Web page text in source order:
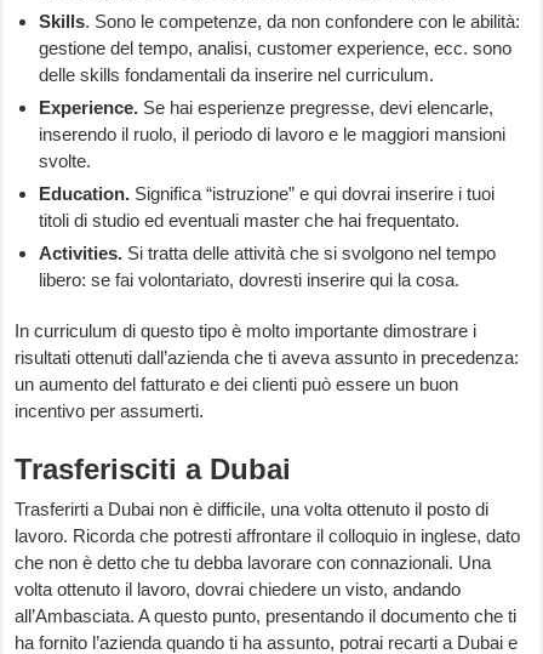
Skills. Sono le competenze, da non confondere con le abilità:
gestione del tempo, analisi, customer experience, ecc. sono
delle skills fondamentali da inserire nel curriculum.
Experience. Se hai esperienze pregresse, devi elencarle,
inserendo il ruolo, il periodo di lavoro e le maggiori mansioni
svolte.
Education. Significa “istruzione” e qui dovrai inserire i tuoi
titoli di studio ed eventuali master che hai frequentato.
Activities. Si tratta delle attività che si svolgono nel tempo
libero: se fai volontariato, dovresti inserire qui la cosa.
In curriculum di questo tipo è molto importante dimostrare i
risultati ottenuti dall’azienda che ti aveva assunto in precedenza:
un aumento del fatturato e dei clienti può essere un buon
incentivo per assumerti.
Trasferisciti a Dubai
Trasferirti a Dubai non è difficile, una volta ottenuto il posto di
lavoro. Ricorda che potresti affrontare il colloquio in inglese, dato
che non è detto che tu debba lavorare con connazionali. Una
volta ottenuto il lavoro, dovrai chiedere un visto, andando
all’Ambasciata. A questo punto, presentando il documento che ti
ha fornito l’azienda quando ti ha assunto, potrai recarti a Dubai e